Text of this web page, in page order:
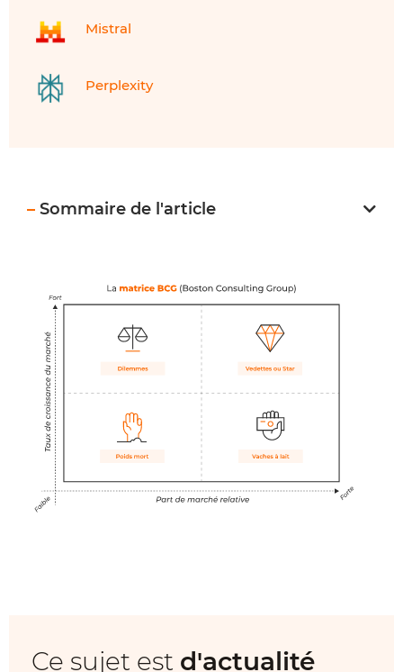
Mistral
Perplexity
– Sommaire de l'article
Ce sujet est d'actualité